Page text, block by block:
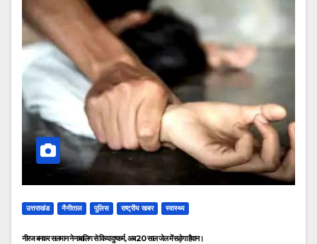
उत्तराखंड नैनीताल पुलिस राष्ट्रीय खबर स्वास्थ्य
नीरज बनकर सलमान ने नाबालिग से किया दुष्कर्म, अब 20 साल जेल में सड़ेगा हैवान।